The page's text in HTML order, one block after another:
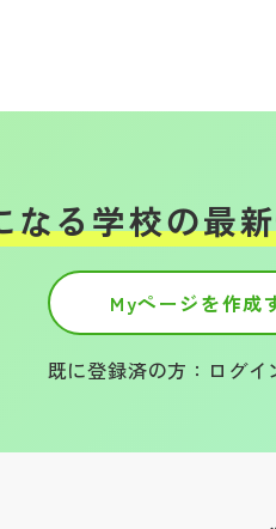
なる学校の最
Myページを作成
既に登録済の方：ログイ